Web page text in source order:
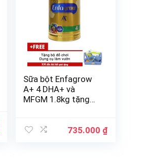
Sữa bột Enfagrow
A+ 4 DHA+ và
MFGM 1.8kg tặng
735.000 ₫